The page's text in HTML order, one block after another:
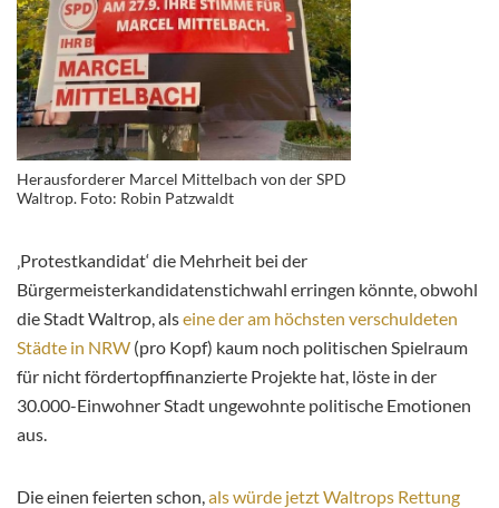
Herausforderer Marcel Mittelbach von der SPD
Waltrop. Foto: Robin Patzwaldt
‚Protestkandidat‘ die Mehrheit bei der
Bürgermeisterkandidatenstichwahl erringen könnte, obwohl
die Stadt Waltrop, alseine der am höchsten verschuldeten
Städte in NRW (pro Kopf) kaum noch politischen Spielraum
für nicht fördertopffinanzierte Projekte hat, löste in der
30.000-Einwohner Stadt ungewohnte politische Emotionen
aus.
Die einen feierten schon,als würde jetzt Waltrops Rettung